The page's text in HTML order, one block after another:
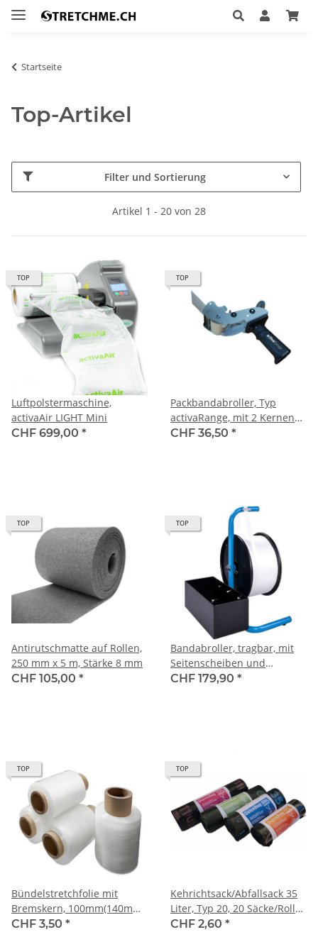
Startseite
Top-Artikel
Filter und Sortierung
Artikel 1 - 20 von 28
TOP
Luftpolstermaschine,
activaAir LIGHT Mini
CHF 699,00 *
TOP
Packbandabroller, Typ
activaRange, mit 2 Kernen
und Sicherheitsmesser,
CHF 36,50 *
TOP
Antirutschmatte auf Rollen,
250 mm x 5 m, Stärke 8 mm
CHF 105,00 *
TOP
Bandabroller, tragbar, mit
Seitenscheiben und
Geräteschale für Polyester-
CHF 179,90 *
TOP
Bündelstretchfolie mit
Bremskern, 100mm(140mm)
x 150m, 23 my, Standard
CHF 3,50 *
TOP
Kehrichtsack/Abfallsack 35
Liter, Typ 20, 20 Säcke/Rolle,
aus recyceltes PE
CHF 2,60 *